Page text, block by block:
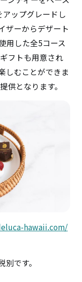
ップグレードし
ザーからデザート
用した全5コース
フトも用意され
しむことができま
供となります。
hawaii.com/
です。